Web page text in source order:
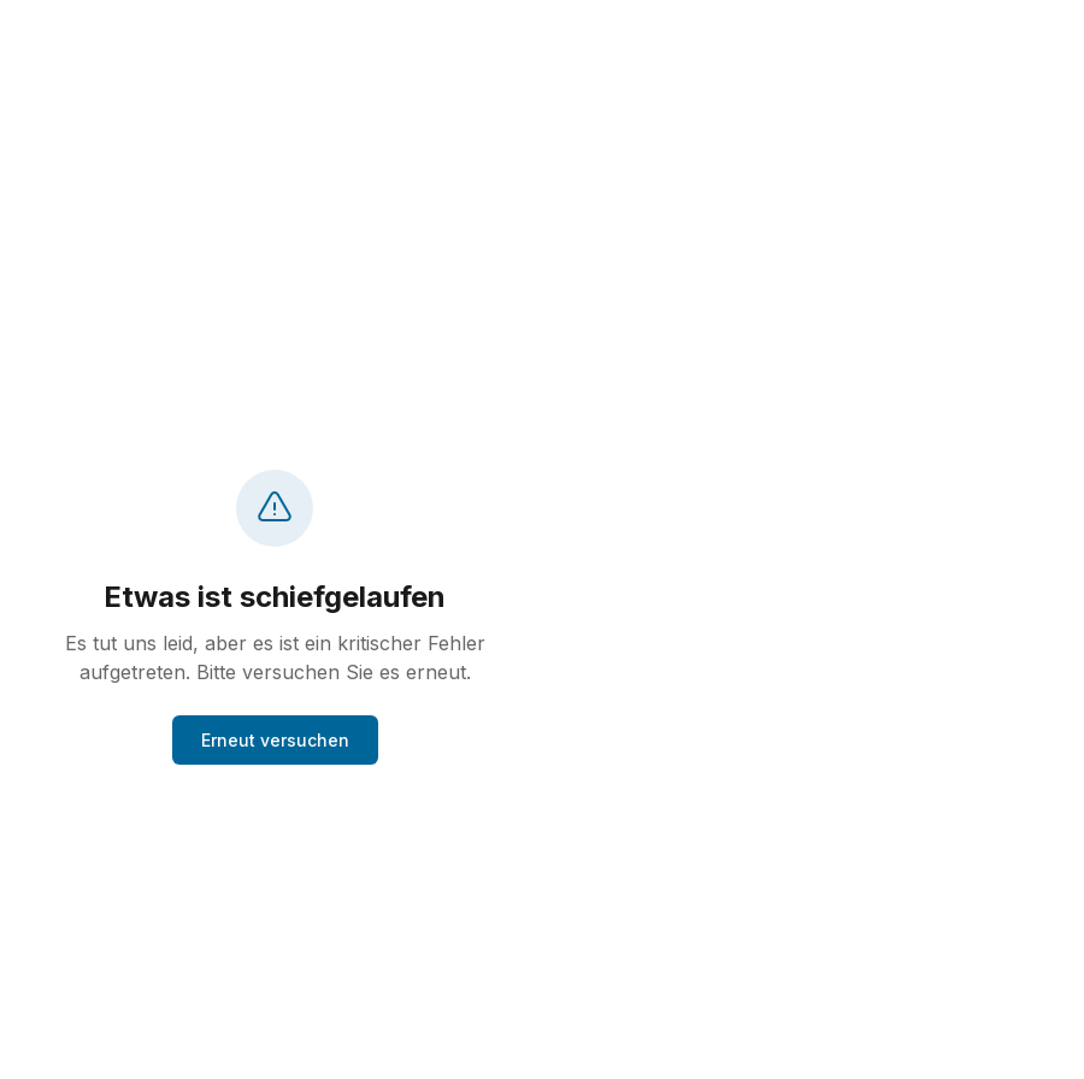
Etwas ist schiefgelaufen
Es tut uns leid, aber es ist ein kritischer Fehler
aufgetreten. Bitte versuchen Sie es erneut.
Erneut versuchen